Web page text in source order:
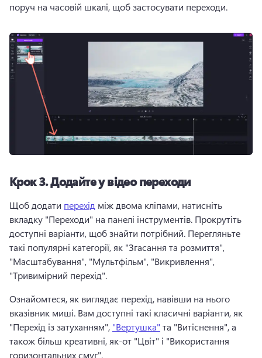
поруч на часовій шкалі, щоб застосувати переходи.
Крок 3.Додайте у відео переходи
Щоб додати перехід між двома кліпами, натисніть
вкладку "Переходи" на панелі інструментів. Прокрутіть
доступні варіанти, щоб знайти потрібний. Перегляньте
такі популярні категорії, як "Згасання та розмиття",
"Масштабування", "Мультфільм", "Викривлення",
"Тривимірний перехід".
Ознайомтеся, як виглядає перехід, навівши на нього
вказівник миші. Вам доступні такі класичні варіанти, як
"Перехід із затуханням", "Вертушка" та "Витіснення", а
також більш креативні, як-от "Цвіт" і "Використання
горизонтальних смуг".